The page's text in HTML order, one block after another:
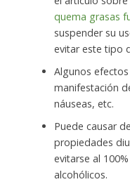
quema grasas
suspender su
evitar este tipo
Algunos
manifestación
náuseas, etc.
Puede causar
propiedades
evitarse al
alcohólicos.